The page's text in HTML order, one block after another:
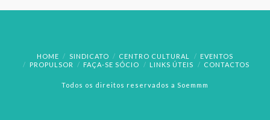
HOME SINDICATO CENTRO CULTURAL
EVENTOS
PROPULSOR
FAÇA-SE SÓCIO LINKS ÚTEIS CONTACTOS
Todos os direitos reservados a Soemmm